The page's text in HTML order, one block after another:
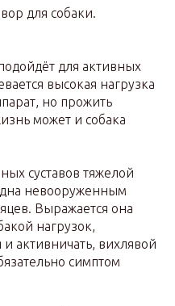
для собаки.
для активных
высокая нагрузка
но прожить
может и собака
суставов тяжелой
невооруженным
Выражается она
нагрузок,
активничать, вихлявой
симптом